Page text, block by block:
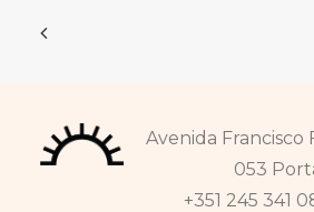
Avenida Francisco
053
+351 245 341